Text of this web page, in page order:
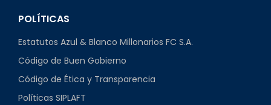
POLÍTICAS
Estatutos Azul & Blanco Millonarios FC S.A.
Código de Buen Gobierno
Código de Ética y Transparencia
Políticas SIPLAFT